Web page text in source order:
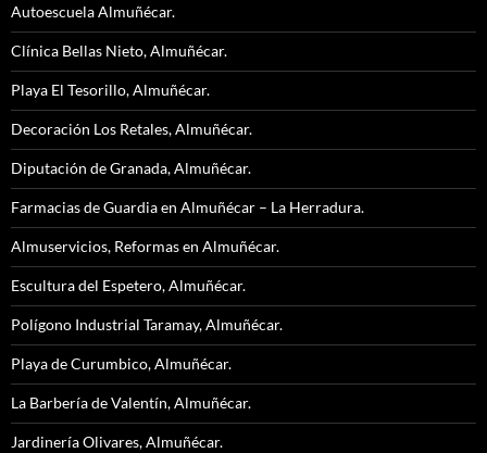
Autoescuela Almuñécar.
Clínica Bellas Nieto, Almuñécar.
Playa El Tesorillo, Almuñécar.
Decoración Los Retales, Almuñécar.
Diputación de Granada, Almuñécar.
Farmacias de Guardia en Almuñécar – La Herradura.
Almuservicios, Reformas en Almuñécar.
Escultura del Espetero, Almuñécar.
Polígono Industrial Taramay, Almuñécar.
Playa de Curumbico, Almuñécar.
La Barbería de Valentín, Almuñécar.
Jardinería Olivares, Almuñécar.